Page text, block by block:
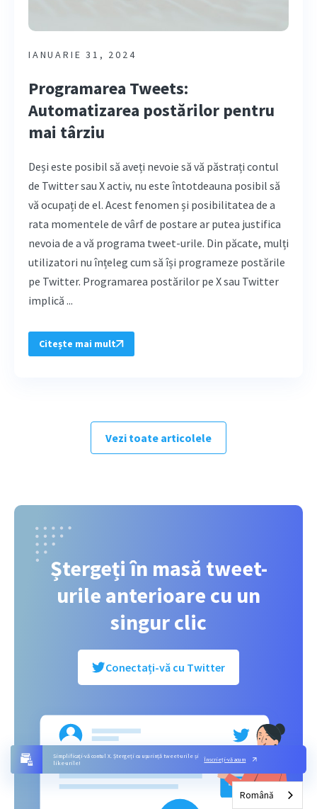
Simplificați-vă contul X. Ștergeți cu ușurință tweet-urile și
like-urile!
Înscrieți-vă acum
IANUARIE 31, 2024
Programarea Tweets:
Automatizarea postărilor pentru
mai târziu
Deși este posibil să aveți nevoie să vă păstrați contul
de Twitter sau X activ, nu este întotdeauna posibil să
vă ocupați de el. Acest fenomen și posibilitatea de a
rata momentele de vârf de postare ar putea justifica
nevoia de a vă programa tweet-urile. Din păcate, mulți
utilizatori nu înțeleg cum să își programeze postările
pe Twitter. Programarea postărilor pe X sau Twitter
implică ...
Citește mai mult
Vezi toate articolele
Ștergeți în masă tweet-
urile anterioare cu un
singur clic
Conectați-vă cu Twitter
Română